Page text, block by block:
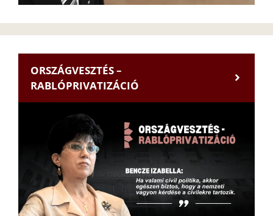
ORSZÁGVESZTÉS –
RABLÓPRIVATIZÁCIÓ